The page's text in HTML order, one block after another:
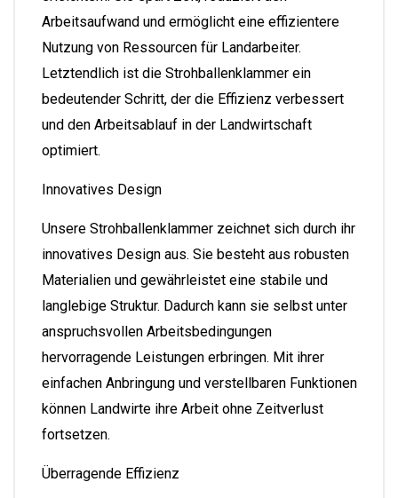
Arbeitsaufwand und ermöglicht eine effizientere
Nutzung von Ressourcen für Landarbeiter.
Letztendlich ist die Strohballenklammer ein
bedeutender Schritt, der die Effizienz verbessert
und den Arbeitsablauf in der Landwirtschaft
optimiert.
Innovatives Design
Unsere Strohballenklammer zeichnet sich durch ihr
innovatives Design aus. Sie besteht aus robusten
Materialien und gewährleistet eine stabile und
langlebige Struktur. Dadurch kann sie selbst unter
anspruchsvollen Arbeitsbedingungen
hervorragende Leistungen erbringen. Mit ihrer
einfachen Anbringung und verstellbaren Funktionen
können Landwirte ihre Arbeit ohne Zeitverlust
fortsetzen.
Überragende Effizienz